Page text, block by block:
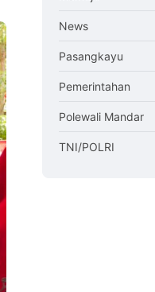
News
Pasangkayu
Pemerintahan
Polewali Mandar
TNI/POLRI